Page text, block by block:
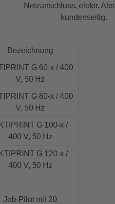
Netzanschluss, elektr.
kundenseitig.
Bezeichnung
G 60-x / 400
V, 50 Hz
G 80-x / 400
V, 50 Hz
G 100-x /
400 V, 50 Hz
G 120-x /
400 V, 50 Hz
Job-Pilot mit 20